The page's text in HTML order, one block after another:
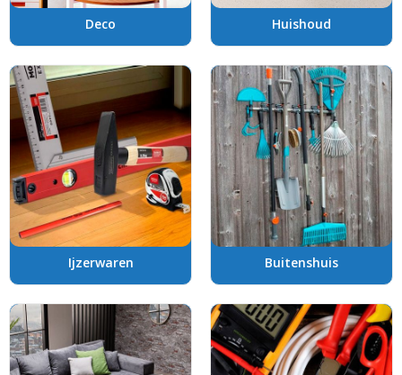
Deco Huishoud
Ijzerwaren Buitenshuis